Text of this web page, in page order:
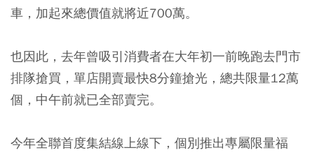
車，加起來總價值就將近700萬。
也因此，去年曾吸引消費者在大年初一前晚跑去門市
排隊搶買，單店開賣最快8分鐘搶光，總共限量12萬
個，中午前就已全部賣完。
今年全聯首度集結線上線下，個別推出專屬限量福